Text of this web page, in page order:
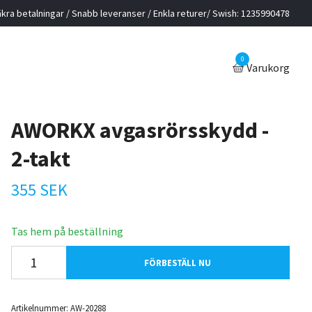
betalningar / Snabb leveranser / Enkla returer/ Swish: 1235990478
0
Varukorg
AWORKX avgasrörsskydd -
2-takt
355 SEK
Tas hem på beställning
FÖRBESTÄLL NU
Artikelnummer: AW-20288